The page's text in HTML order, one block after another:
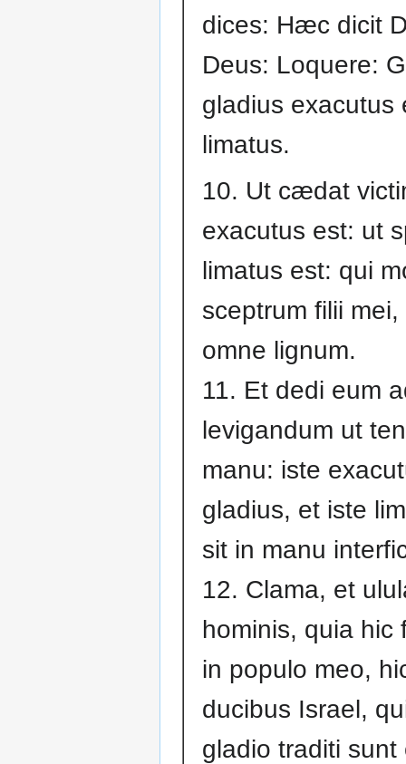
dices: Hæc dicit
Deus: Loquere:
gladius exacutus
limatus.
10. Ut cædat
exacutus est: ut
limatus est: qui
sceptrum filii
omne lignum.
11. Et dedi eum
levigandum ut
manu: iste
gladius, et iste
sit in manu
12. Clama, et
hominis, quia hic
in populo meo,
ducibus Israel,
gladio traditi sunt